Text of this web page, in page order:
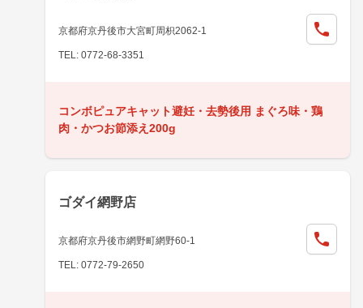
京都府京丹後市大宮町周枳2062-1
TEL: 0772-68-3351
コンボピュアキャット避妊・去勢後用 まぐろ味・鶏
肉・かつお節添え200g
ゴダイ網野店
京都府京丹後市網野町網野60-1
TEL: 0772-79-2650